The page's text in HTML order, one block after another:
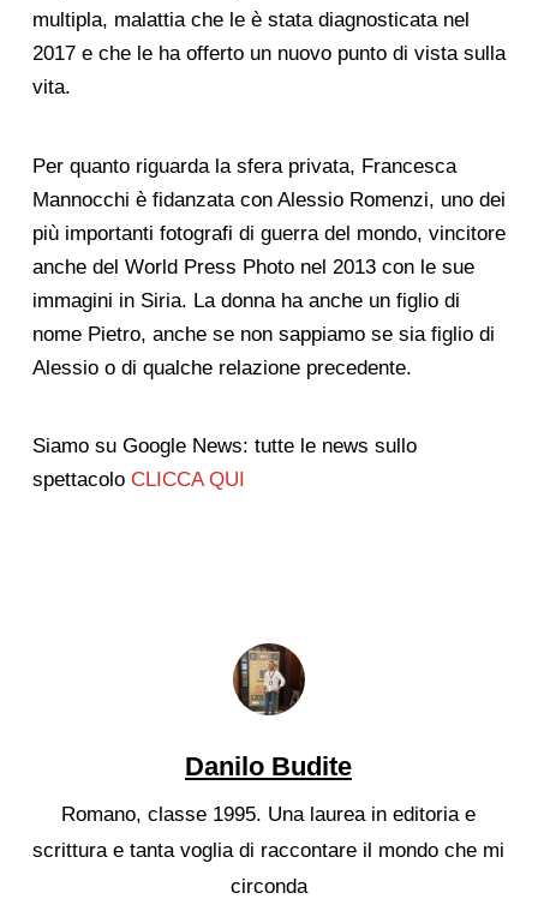
multipla, malattia che le è stata diagnosticata nel
2017 e che le ha offerto un nuovo punto di vista sulla
vita.
Per quanto riguarda la sfera privata, Francesca
Mannocchi è fidanzata con Alessio Romenzi, uno dei
più importanti fotografi di guerra del mondo, vincitore
anche del World Press Photo nel 2013 con le sue
immagini in Siria. La donna ha anche un figlio di
nome Pietro, anche se non sappiamo se sia figlio di
Alessio o di qualche relazione precedente.
Siamo su Google News: tutte le news sullo
spettacolo CLICCA QUI
Danilo Budite
Romano, classe 1995. Una laurea in editoria e
scrittura e tanta voglia di raccontare il mondo che mi
circonda